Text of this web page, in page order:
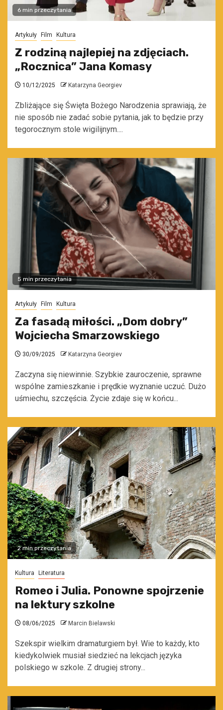
6 min przeczytania
Artykuły Film Kultura
Z rodziną najlepiej na zdjęciach.
„Rocznica” Jana Komasy
10/12/2025 Katarzyna Georgiev
Zbliżające się Święta Bożego Narodzenia sprawiają, że
nie sposób nie zadać sobie pytania, jak to będzie przy
tegorocznym stole wigilijnym....
5 min przeczytania
Artykuły Film Kultura
Za fasadą miłości. „Dom dobry”
Wojciecha Smarzowskiego
30/09/2025 Katarzyna Georgiev
Zaczyna się niewinnie. Szybkie zauroczenie, sprawne
wspólne zamieszkanie i prędkie wyznanie uczuć. Dużo
uśmiechu, szczęścia. Życie zdaje się w końcu...
2 min przeczytania
Kultura Literatura
Romeo i Julia. Ponowne spojrzenie
na lektury szkolne
08/06/2025 Marcin Bielawski
Szekspir wielkim dramaturgiem był. Wie to każdy, kto
kiedykolwiek musiał siedzieć na lekcjach języka
polskiego w szkole. Z drugiej strony...